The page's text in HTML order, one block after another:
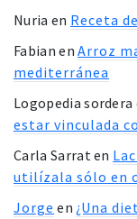
Nuria en Receta
Fabian enArroz
mediterránea
Logopedia sordera
estar vinculada
Carla Sarraten
utilízala sólo en
Jorge en ¿Una